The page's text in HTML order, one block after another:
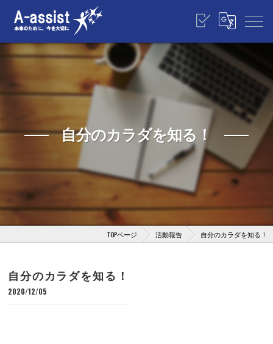
自分のカラダを知る！
TOPページ 活動報告 自分のカラダを知る！
自分のカラダを知る！
2020/12/05